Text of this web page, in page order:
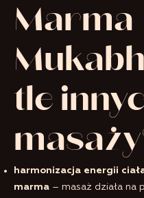
Marma
tle
harmonizacja energii
marma – masaż działa na